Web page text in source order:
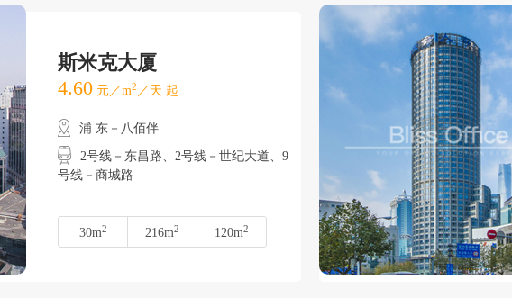
斯米克大厦
4.60 元／m2 ／天 起
浦 东－八佰伴
2号线－东昌路、2号线－世纪大道、9
号线－商城路
30m2 216m2 120m2